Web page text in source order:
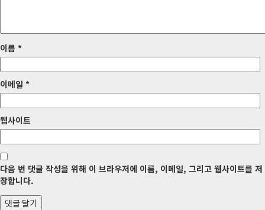
이름 *
이메일 *
웹사이트
다음 번 댓글 작성을 위해 이 브라우저에 이름, 이메일, 그리고 웹사이트를 저
장합니다.